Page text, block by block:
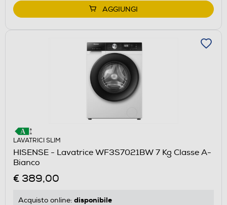
AGGIUNGI
LAVATRICI SLIM
HISENSE - Lavatrice WF3S7021BW 7 Kg Classe A-
Bianco
€ 389,00
Acquisto online: disponibile